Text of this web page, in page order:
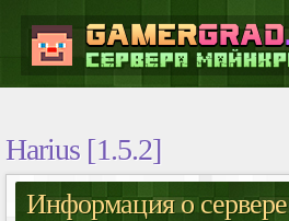
Harius [1.5.2]
Информация о сервере